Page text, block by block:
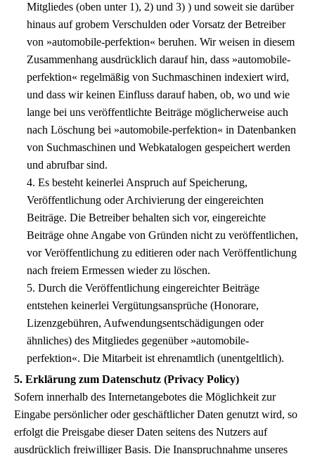
Mitgliedes (oben unter 1), 2) und 3) ) und soweit sie darüber
hinaus auf grobem Verschulden oder Vorsatz der Betreiber
von »automobile-perfektion« beruhen. Wir weisen in diesem
Zusammenhang ausdrücklich darauf hin, dass »automobile-
perfektion« regelmäßig von Suchmaschinen indexiert wird,
und dass wir keinen Einfluss darauf haben, ob, wo und wie
lange bei uns veröffentlichte Beiträge möglicherweise auch
nach Löschung bei »automobile-perfektion« in Datenbanken
von Suchmaschinen und Webkatalogen gespeichert werden
und abrufbar sind.
4. Es besteht keinerlei Anspruch auf Speicherung,
Veröffentlichung oder Archivierung der eingereichten
Beiträge. Die Betreiber behalten sich vor, eingereichte
Beiträge ohne Angabe von Gründen nicht zu veröffentlichen,
vor Veröffentlichung zu editieren oder nach Veröffentlichung
nach freiem Ermessen wieder zu löschen.
5. Durch die Veröffentlichung eingereichter Beiträge
entstehen keinerlei Vergütungsansprüche (Honorare,
Lizenzgebühren, Aufwendungsentschädigungen oder
ähnliches) des Mitgliedes gegenüber »automobile-
perfektion«. Die Mitarbeit ist ehrenamtlich (unentgeltlich).
5. Erklärung zum Datenschutz (Privacy Policy)
Sofern innerhalb des Internetangebotes die Möglichkeit zur
Eingabe persönlicher oder geschäftlicher Daten genutzt wird, so
erfolgt die Preisgabe dieser Daten seitens des Nutzers auf
ausdrücklich freiwilliger Basis. Die Inanspruchnahme unseres